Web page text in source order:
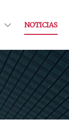
NOTICIAS